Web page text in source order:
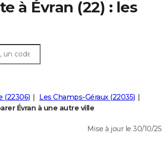
à Évran (22) : les
(22306)
Les Champs-Géraux (22035)
Évran à une autre ville
Mise à jour le 30/10/25